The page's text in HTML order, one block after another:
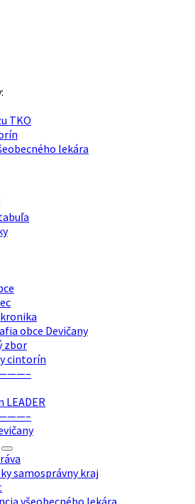
TKO
lekára
obce Devičany
zbor
cintorín
LEADER
samosprávny kraj
všeobecného lekára